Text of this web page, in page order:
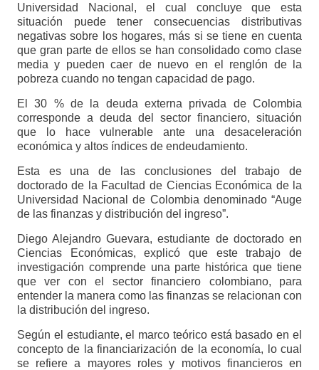
Universidad Nacional, el cual concluye que esta
situación puede tener consecuencias distributivas
negativas sobre los hogares, más si se tiene en cuenta
que gran parte de ellos se han consolidado como clase
media y pueden caer de nuevo en el renglón de la
pobreza cuando no tengan capacidad de pago.
El 30 % de la deuda externa privada de Colombia
corresponde a deuda del sector financiero, situación
que lo hace vulnerable ante una desaceleración
económica y altos índices de endeudamiento.
Esta es una de las conclusiones del trabajo de
doctorado de la Facultad de Ciencias Económica de la
Universidad Nacional de Colombia denominado “Auge
de las finanzas y distribución del ingreso”.
Diego Alejandro Guevara, estudiante de doctorado en
Ciencias Económicas, explicó que este trabajo de
investigación comprende una parte histórica que tiene
que ver con el sector financiero colombiano, para
entender la manera como las finanzas se relacionan con
la distribución del ingreso.
Según el estudiante, el marco teórico está basado en el
concepto de la financiarización de la economía, lo cual
se refiere a mayores roles y motivos financieros en